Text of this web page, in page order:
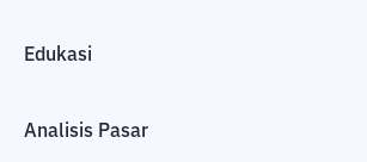
Edukasi
Analisis Pasar